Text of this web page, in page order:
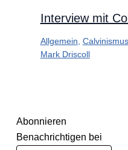
Interview mit
Allgemein, Calvinismus
Mark Driscoll
Abonnieren
Benachrichtigen bei